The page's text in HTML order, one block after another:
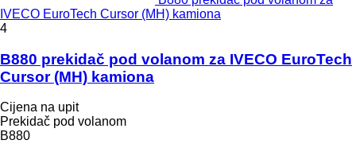
IVECO EuroTech Cursor (MH) kamiona
4
B880 prekidač pod volanom za IVECO EuroTech
Cursor (MH) kamiona
Cijena na upit
Prekidač pod volanom
B880